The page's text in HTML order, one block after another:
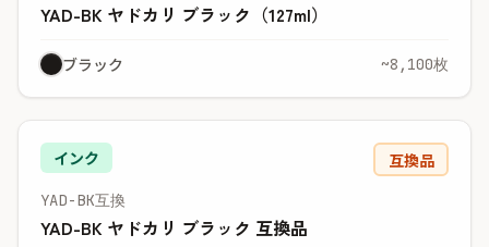
YAD-BK ヤドカリ ブラック（127ml）
ブラック ~8,100枚
インク 互換品
YAD-BK互換
YAD-BK ヤドカリ ブラック 互換品